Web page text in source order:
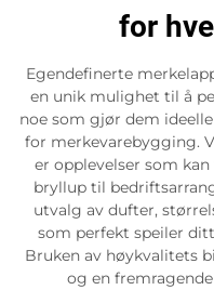
for
Egendefinerte
en unik mulighet til å
noe som gjør dem
for merkevarebygging.
er opplevelser som
bryllup til
utvalg av dufter,
som perfekt speiler
Bruken av høykvalitets
og en